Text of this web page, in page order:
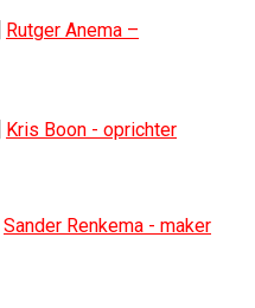
Rutger Anema –
Kris Boon - oprichter
Sander Renkema - maker